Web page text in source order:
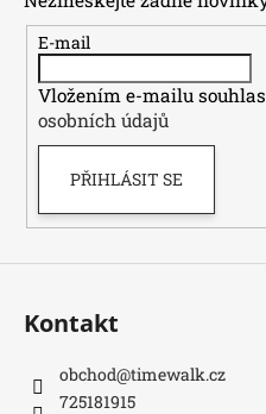
E-mail
Vložením e-mailu
osobních údajů
PŘIHLÁSIT SE
Kontakt
obchod@timewalk.cz
725181915